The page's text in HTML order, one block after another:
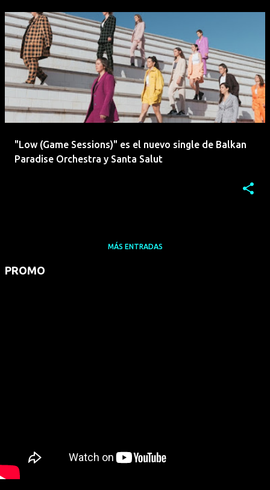
"Low (Game Sessions)" es el nuevo single de Balkan
Paradise Orchestra y Santa Salut
MÁS ENTRADAS
PROMO